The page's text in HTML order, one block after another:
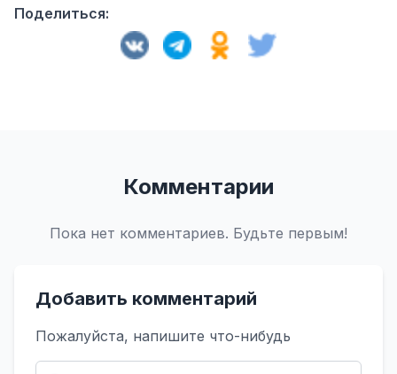
Поделиться:
Комментарии
Пока нет комментариев. Будьте первым!
Добавить комментарий
Пожалуйста, напишите что-нибудь